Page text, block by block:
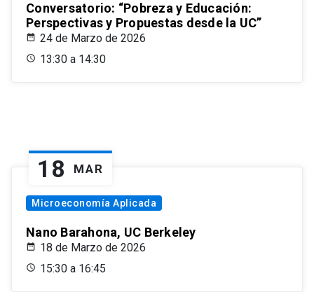
Conversatorio: “Pobreza y Educación:
Perspectivas y Propuestas desde la UC”
24 de Marzo de 2026
13:30 a 14:30
18 MAR
Microeconomía Aplicada
Nano Barahona, UC Berkeley
18 de Marzo de 2026
15:30 a 16:45